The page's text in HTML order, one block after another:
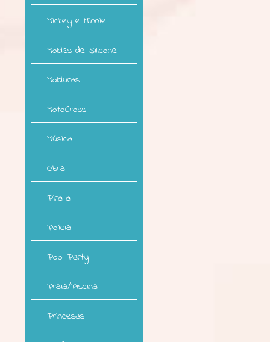
Mickey e Minnie
Moldes de Silicone
Molduras
MotoCross
Música
Obra
Pirata
Polícia
Pool Party
Praia/Piscina
Princesas